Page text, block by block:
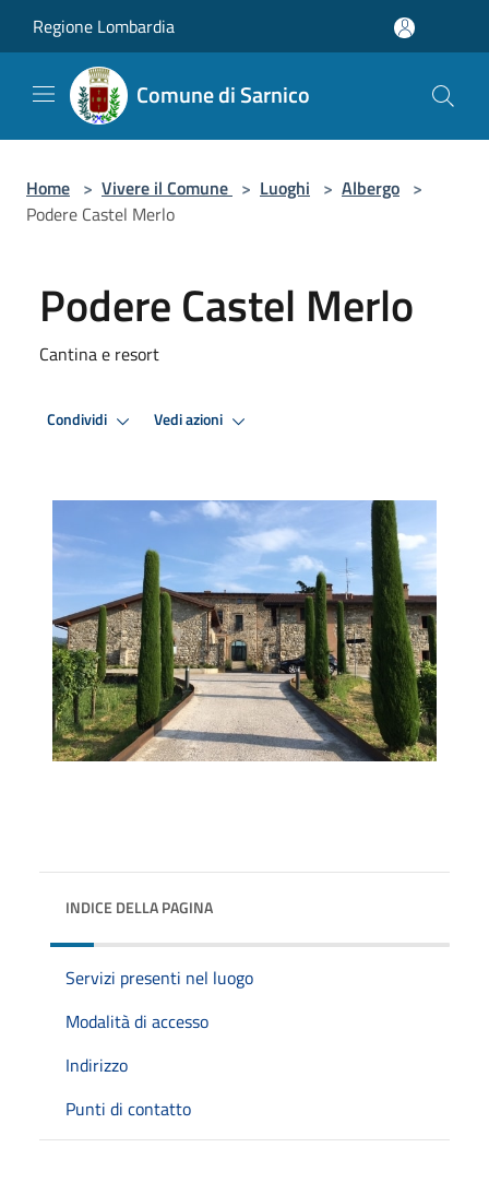
Regione Lombardia
Comune di Sarnico
Home > Vivere il Comune > Luoghi > Albergo >
Podere Castel Merlo
Podere Castel Merlo
Cantina e resort
Condividi Vedi azioni
INDICE DELLA PAGINA
Servizi presenti nel luogo
Modalità di accesso
Indirizzo
Punti di contatto